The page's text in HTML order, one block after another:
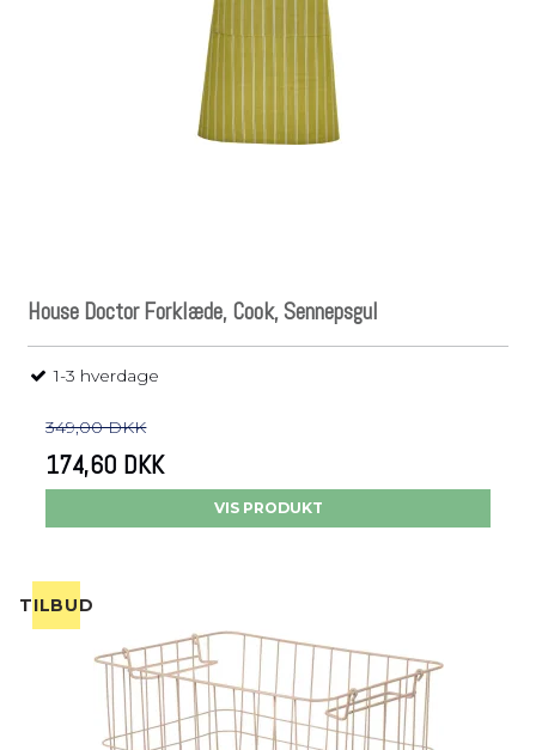
House Doctor Forklæde, Cook, Sennepsgul
1-3 hverdage
349,00 DKK
174,60 DKK
VIS PRODUKT
TILBUD